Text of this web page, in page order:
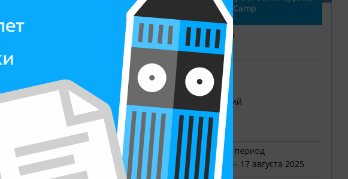
Крус, Португалия
13 – 17 лет
Без изучения языка
2-4
05 июля — 01 августа 2026
ESSC Summer Camp
Лимасол, Кипр
лето
3 – 18 лет
Английский
Отель
2-9
21 июня — 17 августа 2025